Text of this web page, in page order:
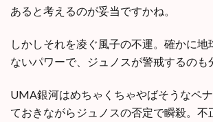
あると考えるのが妥当ですかね。
しかしそれを凌ぐ風子の不運。確かに地
ないパワーで、ジュノスが警戒するのも
UMA銀河はめちゃくちゃやばそうなペ
ておきながらジュノスの否定で瞬殺。不